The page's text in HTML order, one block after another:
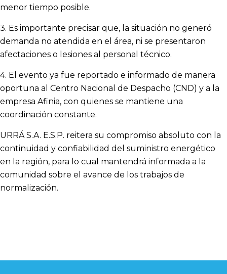
menor tiempo posible.
3. Es importante precisar que, la situación no generó
demanda no atendida en el área, ni se presentaron
afectaciones o lesiones al personal técnico.
4. El evento ya fue reportado e informado de manera
oportuna al Centro Nacional de Despacho (CND) y a la
empresa Afinia, con quienes se mantiene una
coordinación constante.
URRÁ S.A. E.S.P. reitera su compromiso absoluto con la
continuidad y confiabilidad del suministro energético
en la región, para lo cual mantendrá informada a la
comunidad sobre el avance de los trabajos de
normalización.